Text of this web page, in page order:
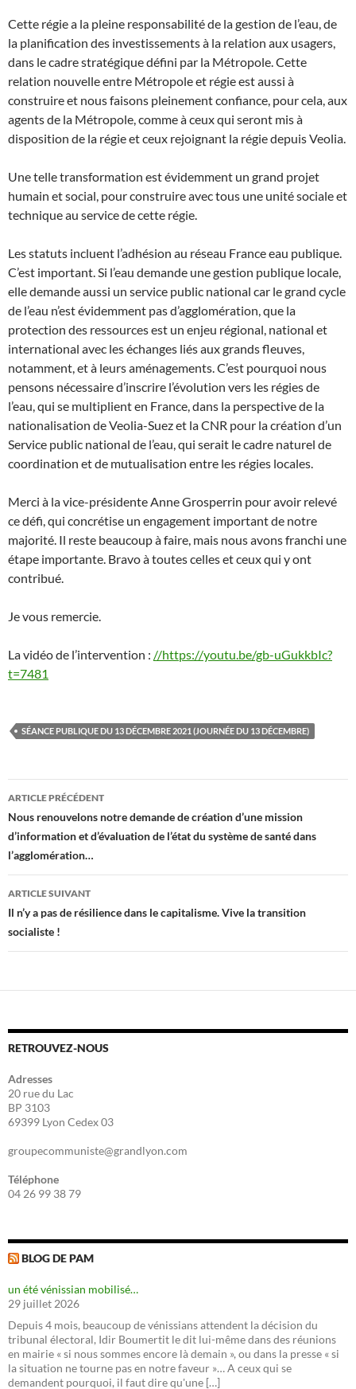
Cette régie a la pleine responsabilité de la gestion de l’eau, de
la planification des investissements à la relation aux usagers,
dans le cadre stratégique défini par la Métropole. Cette
relation nouvelle entre Métropole et régie est aussi à
construire et nous faisons pleinement confiance, pour cela, aux
agents de la Métropole, comme à ceux qui seront mis à
disposition de la régie et ceux rejoignant la régie depuis Veolia.
Une telle transformation est évidemment un grand projet
humain et social, pour construire avec tous une unité sociale et
technique au service de cette régie.
Les statuts incluent l’adhésion au réseau France eau publique.
C’est important. Si l’eau demande une gestion publique locale,
elle demande aussi un service public national car le grand cycle
de l’eau n’est évidemment pas d’agglomération, que la
protection des ressources est un enjeu régional, national et
international avec les échanges liés aux grands fleuves,
notamment, et à leurs aménagements. C’est pourquoi nous
pensons nécessaire d’inscrire l’évolution vers les régies de
l’eau, qui se multiplient en France, dans la perspective de la
nationalisation de Veolia-Suez et la CNR pour la création d’un
Service public national de l’eau, qui serait le cadre naturel de
coordination et de mutualisation entre les régies locales.
Merci à la vice-présidente Anne Grosperrin pour avoir relevé
ce défi, qui concrétise un engagement important de notre
majorité. Il reste beaucoup à faire, mais nous avons franchi une
étape importante. Bravo à toutes celles et ceux qui y ont
contribué.
Je vous remercie.
La vidéo de l’intervention : //https://youtu.be/gb-uGukkbIc?
t=7481
SÉANCE PUBLIQUE DU 13 DÉCEMBRE 2021 (JOURNÉE DU 13 DÉCEMBRE)
Navigation
des
articles
ARTICLE PRÉCÉDENT
Nous renouvelons notre demande de création d’une mission
d’information et d’évaluation de l’état du système de santé dans
l’agglomération…
ARTICLE SUIVANT
Il n’y a pas de résilience dans le capitalisme. Vive la transition
socialiste !
RETROUVEZ-NOUS
Adresses
20 rue du Lac
BP 3103
69399 Lyon Cedex 03
groupecommuniste@grandlyon.com
Téléphone
04 26 99 38 79
BLOG DE PAM
un été vénissian mobilisé…
29 juillet 2026
Depuis 4 mois, beaucoup de vénissians attendent la décision du
tribunal électoral, Idir Boumertit le dit lui-même dans des réunions
en mairie « si nous sommes encore là demain », ou dans la presse « si
la situation ne tourne pas en notre faveur »… A ceux qui se
demandent pourquoi, il faut dire qu'une […]